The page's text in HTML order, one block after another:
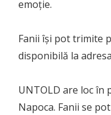
emoție.
Fanii își pot trimite
disponibilă la
UNTOLD are loc în
Napoca. Fanii se